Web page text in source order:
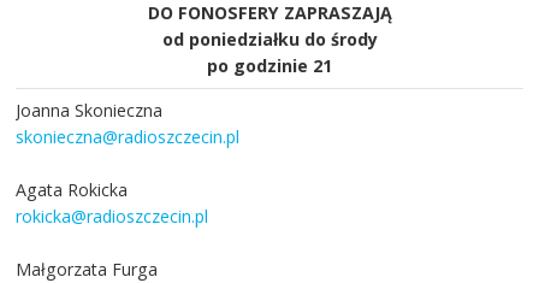
DO FONOSFERY ZAPRASZAJĄ
od poniedziałku do środy
po godzinie 21
Joanna Skonieczna
skonieczna@radioszczecin.pl
Agata Rokicka
rokicka@radioszczecin.pl
Małgorzata Furga